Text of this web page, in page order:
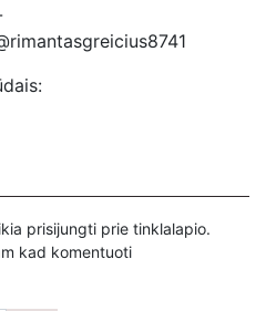
KazimierasJuraitis
- Kazimieras Juraitis,
8123
kodas PESOBEB1
prisijungti prie tinklalapio.
kad komentuoti